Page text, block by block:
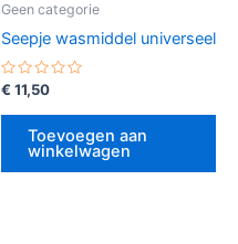
Geen categorie
Seepje wasmiddel universeel
Gewaardeerd
uit
€ 11,50
Toevoegen aan
winkelwagen